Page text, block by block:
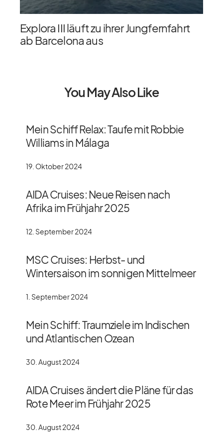
Explora III läuft zu ihrer Jungfernfahrt
ab Barcelona aus
You May Also Like
Mein Schiff Relax: Taufe mit Robbie
Williams in Málaga
19. Oktober 2024
AIDA Cruises: Neue Reisen nach
Afrika im Frühjahr 2025
12. September 2024
MSC Cruises: Herbst- und
Wintersaison im sonnigen Mittelmeer
1. September 2024
Mein Schiff: Traumziele im Indischen
und Atlantischen Ozean
30. August 2024
AIDA Cruises ändert die Pläne für das
Rote Meer im Frühjahr 2025
30. August 2024